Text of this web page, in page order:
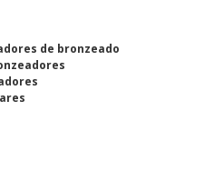
de bronzeado